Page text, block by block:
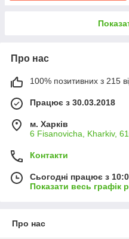
Про нас
100% позитивних з 215
Працює з 30.03.2018
м. Харків
6 Fisanovicha, Kharkiv,
Контакти
Сьогодні працює з
Показати весь графік
Про нас